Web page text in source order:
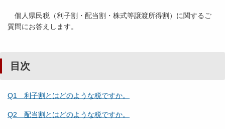
個人県民税（利子割・配当割・株式等譲渡所得割）に関するご
質問にお答えします。
目次
Q1 利子割とはどのような税ですか。
Q2 配当割とはどのような税ですか。